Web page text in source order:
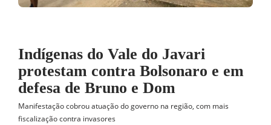
Indígenas do Vale do Javari
protestam contra Bolsonaro e em
defesa de Bruno e Dom
Manifestação cobrou atuação do governo na região, com mais
fiscalização contra invasores